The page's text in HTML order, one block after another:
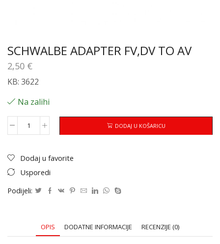
SCHWALBE ADAPTER FV,DV TO AV
2,50 €
KB: 3622
Na zalihi
DODAJ U KOŠARICU
Dodaj u favorite
Usporedi
Podijeli:
OPIS DODATNE INFORMACIJE RECENZIJE (0)